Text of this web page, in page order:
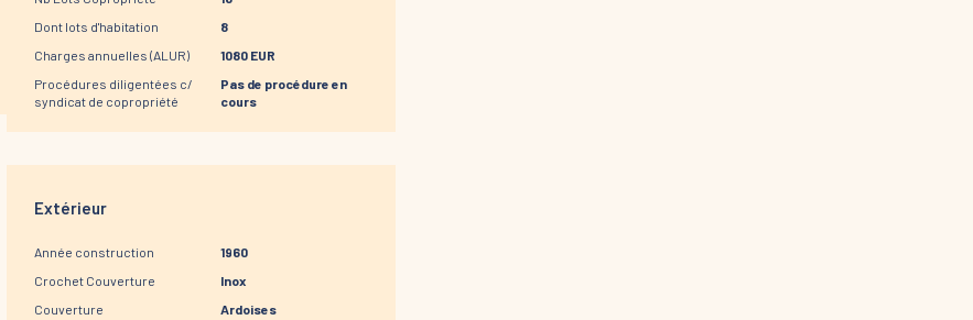
Dont lots d'habitation
8
Charges annuelles (ALUR)
1080 EUR
Procédures diligentées c/
syndicat de copropriété
Pas de procédure en
cours
Extérieur
Année construction
1960
Crochet Couverture
Inox
Couverture
Ardoises